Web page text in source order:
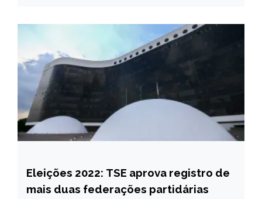
BRASIL
NOTÍCIAS
Eleições 2022: TSE aprova registro de
mais duas federações partidárias